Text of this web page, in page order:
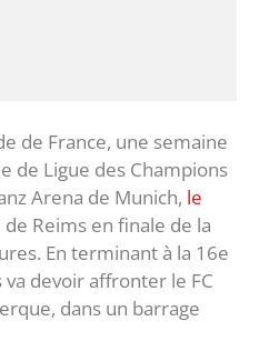
de France, une semaine
de Ligue des Champions
Arena de Munich, le
Reims en finale de la
En terminant à la 16e
devoir affronter le FC
dans un barrage